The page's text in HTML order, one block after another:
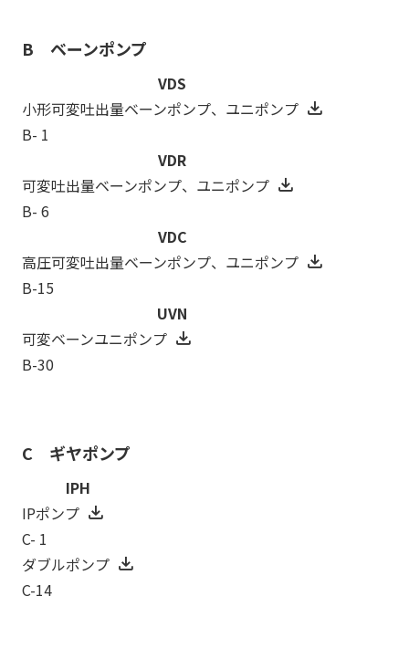
B ベーンポンプ
VDS
小形可変吐出量ベーンポンプ、ユニポンプ
B- 1
VDR
可変吐出量ベーンポンプ、ユニポンプ
B- 6
VDC
高圧可変吐出量ベーンポンプ、ユニポンプ
B-15
UVN
可変ベーンユニポンプ
B-30
C ギヤポンプ
IPH
IPポンプ
C- 1
ダブルポンプ
C-14